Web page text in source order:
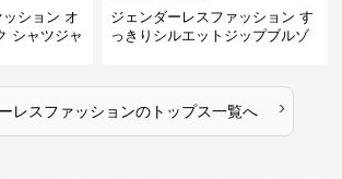
ション オ
シャツジャ
ジェンダーレスファッション す
っきりシルエットジップブルゾ
レスファッションのトップス一覧へ ›